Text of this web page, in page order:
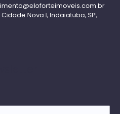
Cidade Nova I, Indaiatuba, SP,